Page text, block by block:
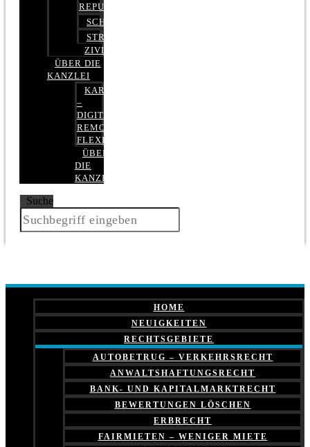
REPUTATIONSMANAGEMENT
SCHUFARECHT
STRAFRECHT
ZIVILRECHT
ÜBER DIE
KANZLEI
KARRIERE
–
DIGITAL,
REMOTE,
FLEXIBEL
ÜBER
DIE
KANZLEI
Suche
HOME
NEUIGKEITEN
RECHTSGEBIETE
AUTOBETRUG – VERKEHRSRECHT
ANWALTSHAFTUNGSRECHT
BANK- UND KAPITALMARKTRECHT
BEWERTUNGEN LÖSCHEN
ERBRECHT
FAIRMIETEN – WENIGER MIETE